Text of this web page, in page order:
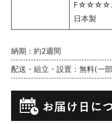
納期：約2週間
配送・組立・設置：無料(一
F☆☆☆☆エ
日本製